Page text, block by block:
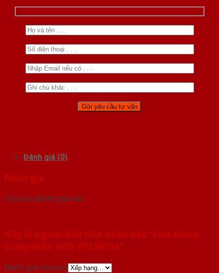
Đánh giá (0)
Đánh giá
Chưa có đánh giá nào.
Hãy là người đầu tiên nhận xét “Cửa Nhựa
Composite SGD P5CNG1s”
Đánh giá của bạn